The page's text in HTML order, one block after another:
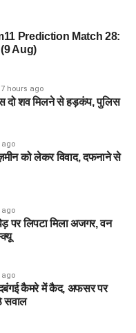
Prediction Match 28:
Aug)
7 hours ago
दो शव मिलने से हड़कंप, पुलिस
ago
को लेकर विवाद, दफनाने से
ago
पेड़ पर लिपटा मिला अजगर, वन
ago
दबंगई कैमरे में कैद, अफसर पर
सवाल